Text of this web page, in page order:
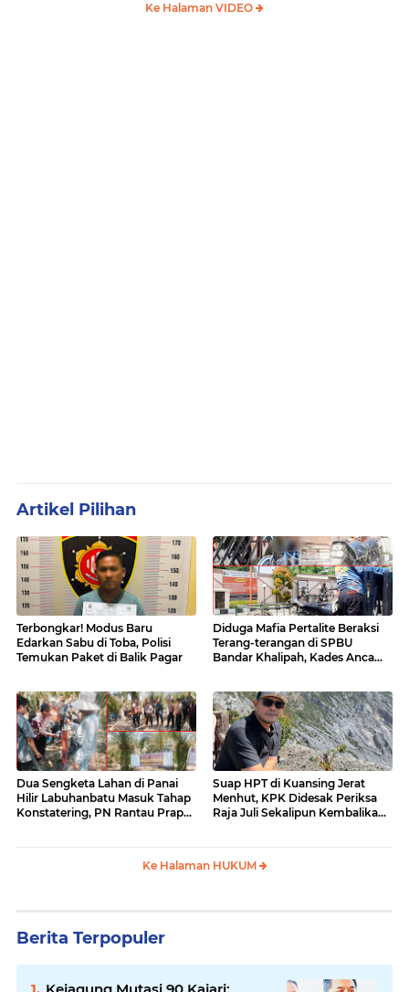
Ke Halaman VIDEO
Artikel Pilihan
Terbongkar! Modus Baru
Edarkan Sabu di Toba, Polisi
Temukan Paket di Balik Pagar
Diduga Mafia Pertalite Beraksi
Terang-terangan di SPBU
Bandar Khalipah, Kades Ancam
Dua Sengketa Lahan di Panai
Hilir Labuhanbatu Masuk Tahap
Konstatering, PN Rantau Prapat
Suap HPT di Kuansing Jerat
Menhut, KPK Didesak Periksa
Raja Juli Sekalipun Kembalikan
Ke Halaman HUKUM
Berita Terpopuler